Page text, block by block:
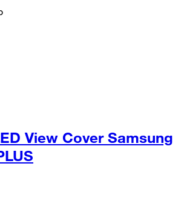
View Cover Samsung